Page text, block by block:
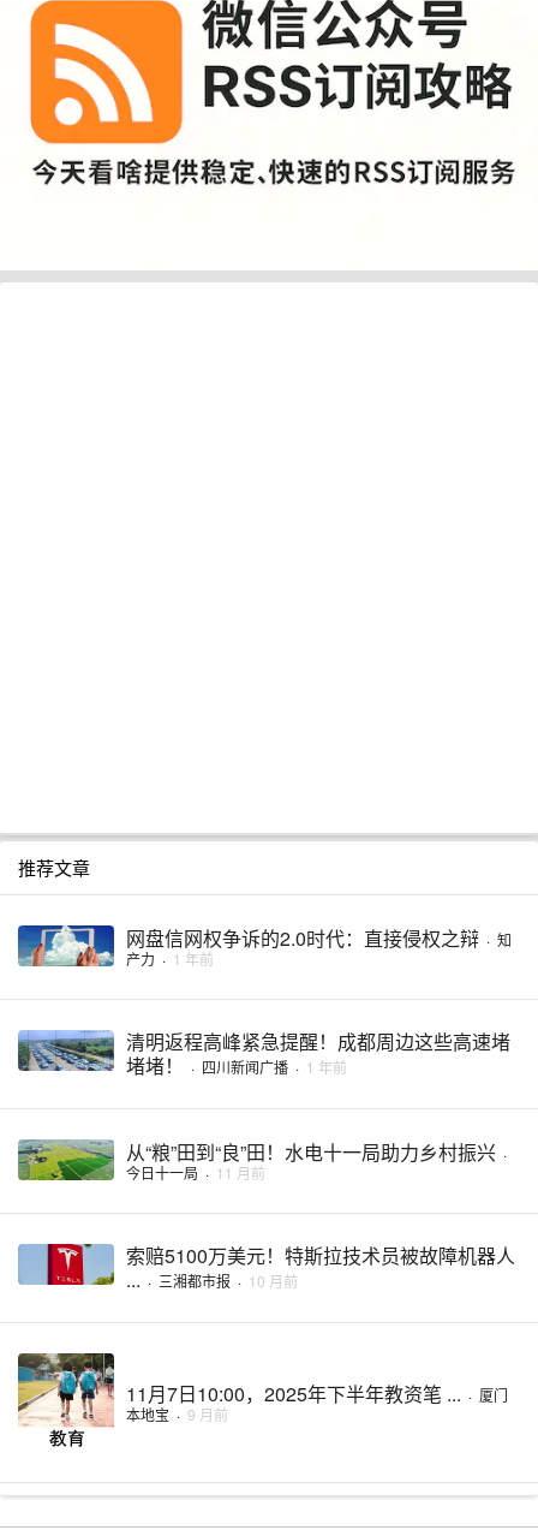
推荐文章
网盘信网权争诉的2.0时代：直接侵权之辩 · 知
产力 · 1 年前
清明返程高峰紧急提醒！​​成都周边这些高速堵
堵堵！
· 四川新闻广播 · 1 年前
从“粮”田到“良”田！水电十一局助力乡村振兴 ·
今日十一局 · 11 月前
索赔5100万美元！特斯拉技术员被故障机器人
... · 三湘都市报 · 10 月前
11月7日10:00，2025年下半年教资笔 ... · 厦门
本地宝 · 9 月前